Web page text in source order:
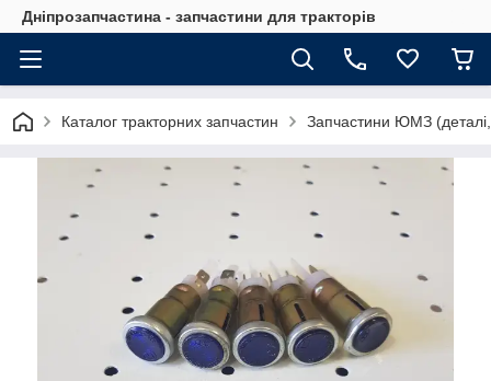
Дніпрозапчастина - запчастини для тракторів
Каталог тракторних запчастин Запчастини ЮМЗ